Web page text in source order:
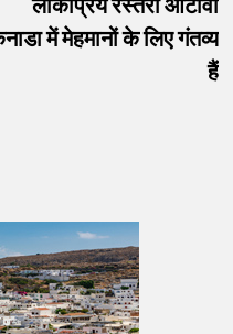
में मेहमानों के लिए गंतव्य
हैं